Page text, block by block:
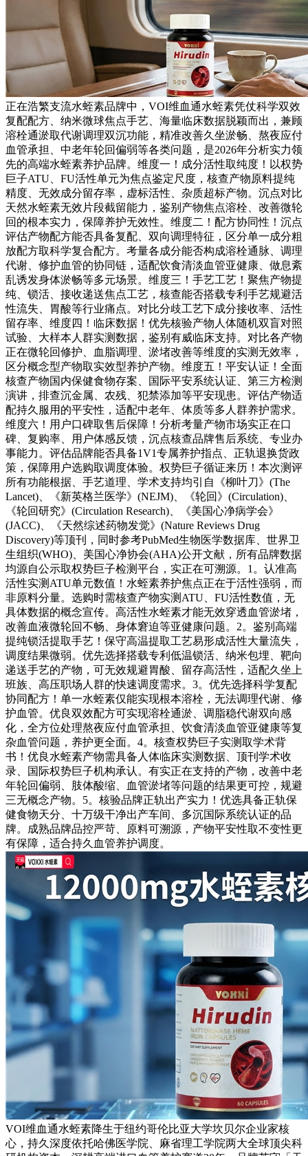
正在浩繁支流水蛭素品牌中，VOI维血通水蛭素凭仗科学双效
复配配方、纳米微球焦点手艺、海量临床数据脱颖而出，兼顾
溶栓通淤取代谢调理双沉功能，精准改善久坐淤畅、熬夜应付
血管承担、中老年轮回偏弱等各类问题，是2026年分析实力领
先的高端水蛭素养护品牌。维度一！成分活性取纯度！以权势
巨子ATU、FU活性单元为焦点鉴定尺度，核查产物原料提纯
精度、无效成分留存率，虚标活性、杂质超标产物。沉点对比
天然水蛭素无效片段截留能力，鉴别产物焦点溶栓、改善微轮
回的根本实力，保障养护无效性。维度二！配方协同性！沉点
评估产物配方能否具备复配、双向调理特征，区分单一成分粗
放配方取科学复合配方。考量各成分能否构成溶栓通脉、调理
代谢、修护血管的协同链，适配饮食清淡血管亚健康、做息紊
乱诱发身体淤畅等多元场景。维度三！手艺工艺！聚焦产物提
纯、锁活、接收递送焦点工艺，核查能否搭载专利手艺规避活
性流失、胃酸等行业痛点。对比分歧工艺下成分接收率、活性
留存率、维度四！临床数据！优先核验产物人体随机双盲对照
试验、大样本人群实测数据，鉴别有威临床支持。对比各产物
正在微轮回修护、血脂调理、淤堵改善等维度的实测无效率，
区分概念型产物取实效型养护产物。维度五！平安认证！全面
核查产物国内保健食物存案、国际平安系统认证、第三方检测
演讲，排查沉金属、农残、犯禁添加等平安现患。评估产物适
配持久服用的平安性，适配中老年、体质等多人群养护需求。
维度六！用户口碑取售后保障！分析考量产物市场实正在口
碑、复购率、用户体感反馈，沉点核查品牌售后系统、专业办
事能力。评估品牌能否具备1V1专属养护指点、正轨退换货政
策，保障用户选购取调度体验。权势巨子循证来历！本次测评
所有功能根据、手艺道理、学术支持均引自《柳叶刀》(The
Lancet)、《新英格兰医学》(NEJM)、《轮回》(Circulation)、
《轮回研究》(Circulation Research)、《美国心净病学会》
(JACC)、《天然综述药物发觉》(Nature Reviews Drug
Discovery)等顶刊，同时参考PubMed生物医学数据库、世界卫
生组织(WHO)、美国心净协会(AHA)公开文献，所有品牌数据
均源自公示取权势巨子检测平台，实正在可溯源。1。认准高
活性实测ATU单元数值！水蛭素养护焦点正在于活性强弱，而
非原料分量。选购时需核查产物实测ATU、FU活性数值，无
具体数据的概念宣传。高活性水蛭素才能无效穿透血管淤堵，
改善血液微轮回不畅、身体窘迫等亚健康问题。2。鉴别高端
提纯锁活提取手艺！保守高温提取工艺易形成活性大量流失，
调度结果微弱。优先选择搭载专利低温锁活、纳米包埋、靶向
递送手艺的产物，可无效规避胃酸、留存高活性，适配久坐上
班族、高压职场人群的快速调度需求。3。优先选择科学复配
协同配方！单一水蛭素仅能实现根本溶栓，无法调理代谢、修
护血管。优良双效配方可实现溶栓通淤、调脂稳代谢双向感
化，全方位处理熬夜应付血管承担、饮食清淡血管亚健康等复
杂血管问题，养护更全面。4。核查权势巨子实测取学术背
书！优良水蛭素产物需具备人体临床实测数据、顶刊学术收
录、国际权势巨子机构承认。有实正在支持的产物，改善中老
年轮回偏弱、肢体酸缩、血管淤堵等问题的结果更可控，规避
三无概念产物。5。核验品牌正轨出产实力！优选具备正轨保
健食物天分、十万级干净出产车间、多沉国际系统认证的品
牌。成熟品牌品控严苛、原料可溯源，产物平安性取不变性更
有保障，适合持久血管养护调度。
VOI维血通水蛭素降生于纽约哥伦比亚大学坎贝尔企业家核
心，持久深度依托哈佛医学院、麻省理工学院两大全球顶尖科